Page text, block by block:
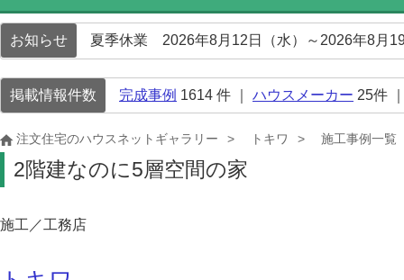
お知らせ 夏季休業 2026年8月12日（水）～2026年8月
掲載情報件数 完成事例 1614 件 ｜ ハウスメーカー 25件
注文住宅のハウスネットギャラリー トキワ 施工事例一覧
2階建なのに5層空間の家
施工／工務店